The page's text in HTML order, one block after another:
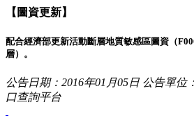
【圖資更新】
配合經濟部更新活動斷層地質敏感區圖資（
層）。
公告日期：2016年01月05日 公告單位
口查詢平台